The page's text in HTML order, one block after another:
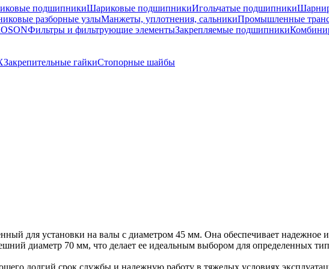
подшипникиШариковые подшипникиИгольчатые подшипники
разборные узлыМанжеты, уплотнения, сальникиПромышленные
Фильтры и фильтрующие элементыЗакрепляемые подшипники
Закрепительные гайкиСтопорные шайбы
для установки на валы с диаметром 45 мм. Она обеспечивает
диаметр 70 мм, что делает ее идеальным выбором для определенных
долгий срок службы и надежную работу в тяжелых условиях